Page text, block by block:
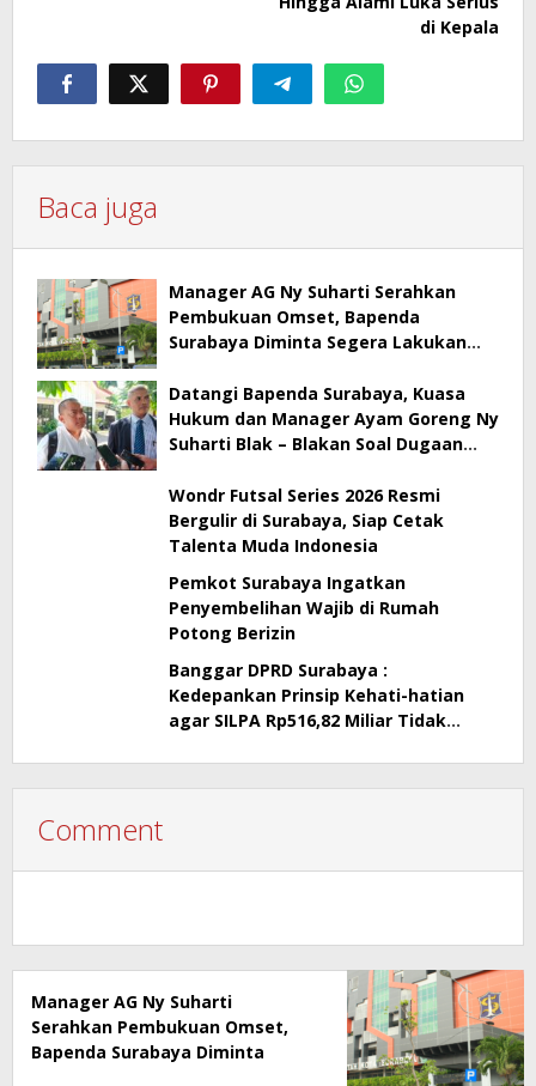
di Kepala
Baca juga
Manager AG Ny Suharti Serahkan
Pembukuan Omset, Bapenda
Surabaya Diminta Segera Lakukan
Datangi Bapenda Surabaya, Kuasa
Hukum dan Manager Ayam Goreng Ny
Suharti Blak – Blakan Soal Dugaan
Wondr Futsal Series 2026 Resmi
Bergulir di Surabaya, Siap Cetak
Talenta Muda Indonesia
Pemkot Surabaya Ingatkan
Penyembelihan Wajib di Rumah
Potong Berizin
Banggar DPRD Surabaya :
Kedepankan Prinsip Kehati-hatian
agar SILPA Rp516,82 Miliar Tidak
Comment
Manager AG Ny Suharti
Serahkan Pembukuan Omset,
Bapenda Surabaya Diminta